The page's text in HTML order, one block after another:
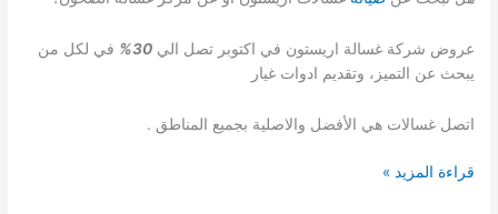
عروض شركة غسالة اريستون في اكتوبر تصل الي30%
في لكل من
يبحث عن التميز، وتقديم ادوات غيار
اتصل غسالات هي الأفضل والاصلية بجميع المناطق .
صيانة
قراءة المزيد »